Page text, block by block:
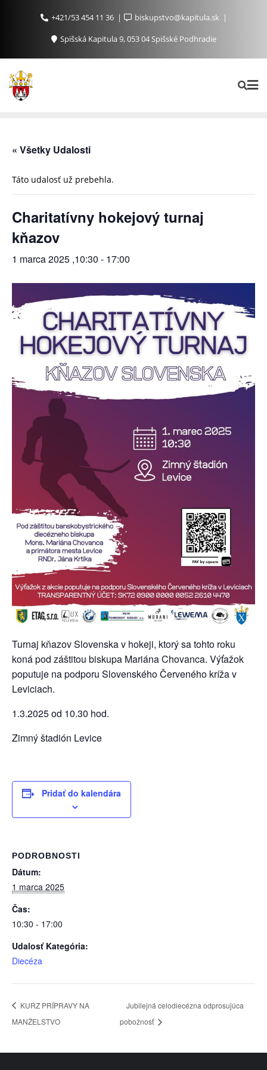
+421/53 454 11 36
biskupstvo@kapitula.sk
Spišská Kapitula 9, 053 04 Spišské Podhradie
« Všetky Udalosti
Táto udalosť už prebehla.
Charitatívny hokejový turnaj
kňazov
1 marca 2025 ,10:30 - 17:00
Turnaj kňazov Slovenska v hokeji, ktorý sa tohto roku
koná pod záštitou biskupa Mariána Chovanca. Výťažok
poputuje na podporu Slovenského Červeného kríža v
Leviciach.
1.3.2025 od 10.30 hod.
Zimný štadión Levice
Pridať do kalendára
PODROBNOSTI
Dátum:
1 marca 2025
Čas:
10:30 - 17:00
Udalosť Kategória:
Diecéza
KURZ PRÍPRAVY NA
MANŽELSTVO
Jubilejná celodiecézna odprosujúca
pobožnosť